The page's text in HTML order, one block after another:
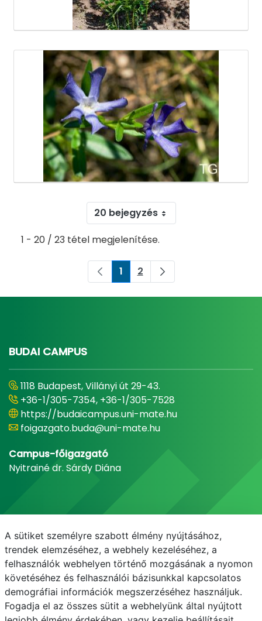
20 bejegyzés
1 - 20 / 23 tétel megjelenítése.
Oldal
1 Oldal
2
BUDAI CAMPUS
1118 Budapest, Villányi út 29-43.
+36-1/305-7354, +36-1/305-7528
https://budaicampus.uni-mate.hu
foigazgato.buda@uni-mate.hu
Campus-főigazgató
Nyitrainé dr. Sárdy Diána
E-mail Telefonkönyv NEPTUN E-learning
A sütiket személyre szabott élmény nyújtásához,
trendek elemzéséhez, a webhely kezeléséhez, a
felhasználók webhelyen történő mozgásának a nyomon
követéséhez és felhasználói bázisunkkal kapcsolatos
demográfiai információk megszerzéséhez használjuk.
Fogadja el az összes sütit a webhelyünk által nyújtott